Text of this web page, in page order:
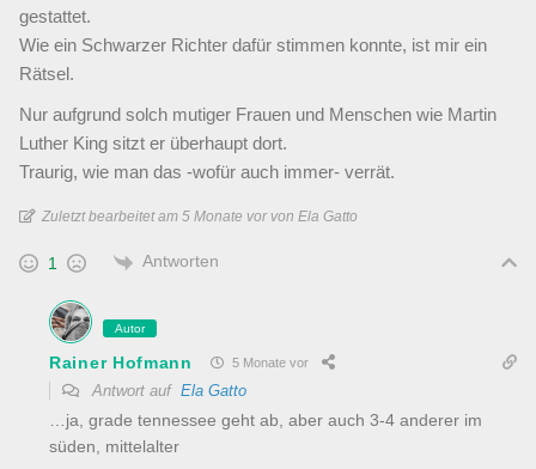
gestattet.
Wie ein Schwarzer Richter dafür stimmen konnte, ist mir ein
Rätsel.
Nur aufgrund solch mutiger Frauen und Menschen wie Martin
Luther King sitzt er überhaupt dort.
Traurig, wie man das -wofür auch immer- verrät.
Zuletzt bearbeitet am 5 Monate vor von Ela Gatto
1 Antworten
Autor
Rainer Hofmann 5 Monate vor
Antwort auf Ela Gatto
…ja, grade tennessee geht ab, aber auch 3-4 anderer im
süden, mittelalter